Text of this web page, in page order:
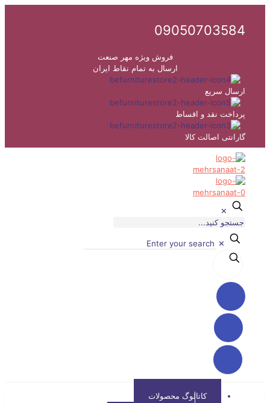
09050703584
فروش ویژه مهر صنعت
ارسال به تمام نقاط ایران
ارسال سریع
پرداخت نقد و اقساط
گارانتی اصالت کالا
✕
✕
کاتالوگ محصولات